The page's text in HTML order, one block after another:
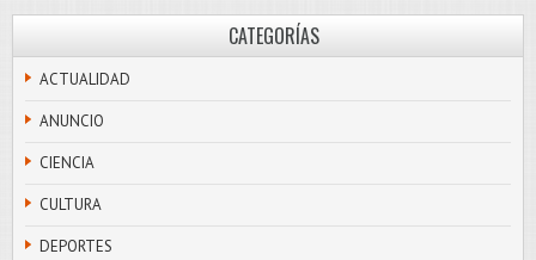
CATEGORÍAS
ACTUALIDAD
ANUNCIO
CIENCIA
CULTURA
DEPORTES